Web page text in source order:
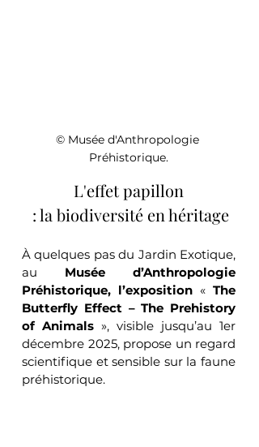
© Musée d'Anthropologie
Préhistorique.
L'effet papillon
: la biodiversité en héritage
À quelques pas du Jardin Exotique,
au Musée d’Anthropologie
Préhistorique, l’exposition « The
Butterfly Effect – The Prehistory
of Animals », visible jusqu’au 1er
décembre 2025, propose un regard
scientifique et sensible sur la faune
préhistorique.